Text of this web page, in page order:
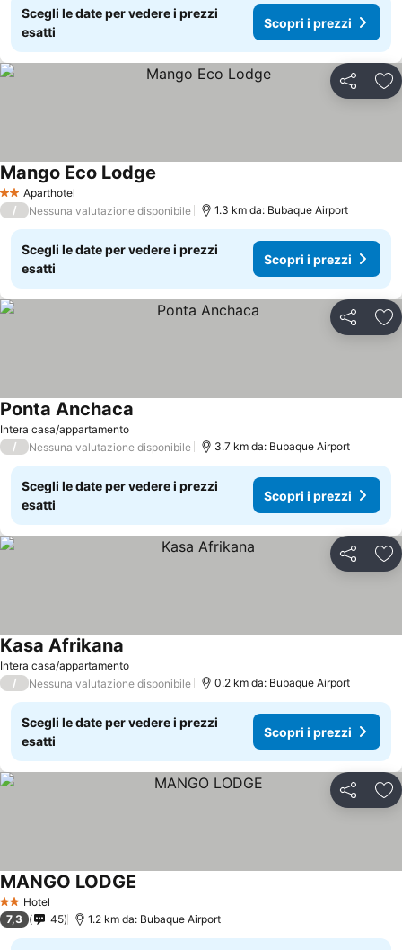
Scegli le date per vedere i prezzi
esatti
Scopri i prezzi
Condividi
2 StelleAparthotel
Mango Eco Lodge
/ Nessuna valutazione disponibile 1.3 km da: Bubaque Airport
Scegli le date per vedere i prezzi
esatti
Scopri i prezzi
Condividi
Intera casa/appartamento
Ponta Anchaca
/ Nessuna valutazione disponibile 3.7 km da: Bubaque Airport
Scegli le date per vedere i prezzi
esatti
Scopri i prezzi
Condividi
Intera casa/appartamento
Kasa Afrikana
/ Nessuna valutazione disponibile 0.2 km da: Bubaque Airport
Scegli le date per vedere i prezzi
esatti
Scopri i prezzi
Condividi
2 StelleHotel
MANGO LODGE
7,3 45 1.2 km da: Bubaque Airport